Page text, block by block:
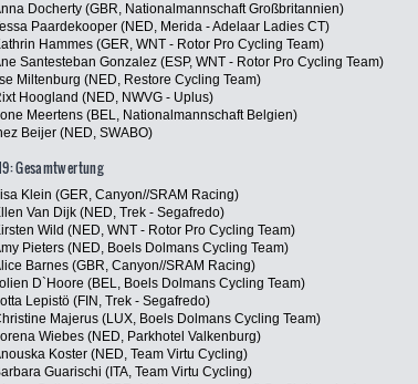
Docherty (GBR, Nationalmannschaft Großbritannien)
Paardekooper (NED, Merida - Adelaar Ladies CT)
Hammes (GER, WNT - Rotor Pro Cycling Team)
Santesteban Gonzalez (ESP, WNT - Rotor Pro Cycling Team)
Ilse Miltenburg (NED, Restore Cycling Team)
Hoogland (NED, NWVG - Uplus)
Meertens (BEL, Nationalmannschaft Belgien)
Beijer (NED, SWABO)
Gesamtwertung
Klein (GER, Canyon//SRAM Racing)
Van Dijk (NED, Trek - Segafredo)
Wild (NED, WNT - Rotor Pro Cycling Team)
Pieters (NED, Boels Dolmans Cycling Team)
Barnes (GBR, Canyon//SRAM Racing)
D`Hoore (BEL, Boels Dolmans Cycling Team)
Lepistö (FIN, Trek - Segafredo)
Majerus (LUX, Boels Dolmans Cycling Team)
Wiebes (NED, Parkhotel Valkenburg)
Koster (NED, Team Virtu Cycling)
Guarischi (ITA, Team Virtu Cycling)